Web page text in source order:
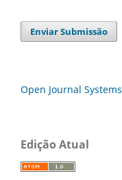
Enviar Submissão
Open Journal Systems
Edição Atual